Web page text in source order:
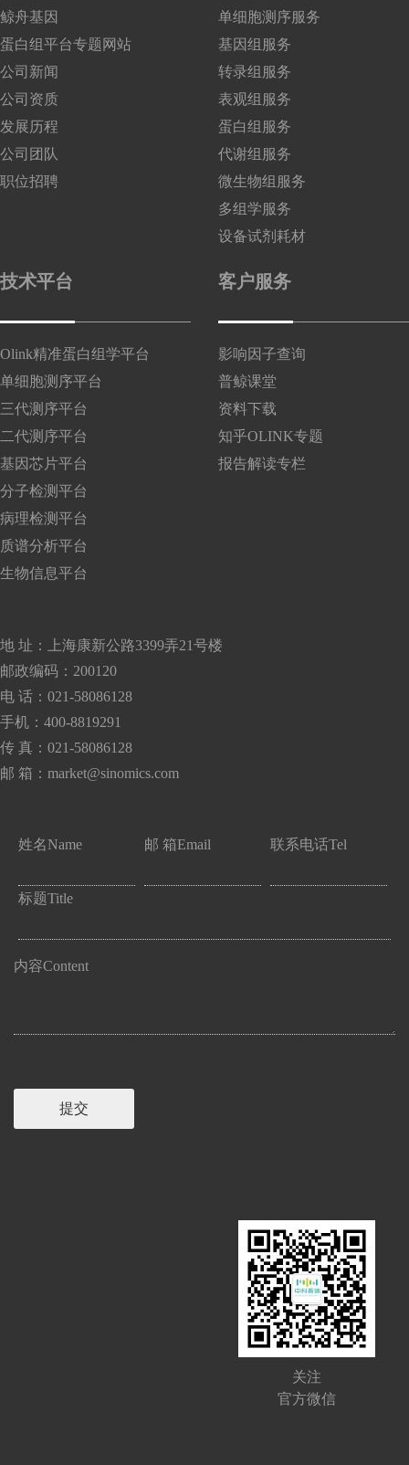
鲸舟基因
蛋白组平台专题网站
公司新闻
公司资质
发展历程
公司团队
职位招聘
单细胞测序服务
基因组服务
转录组服务
表观组服务
蛋白组服务
代谢组服务
微生物组服务
多组学服务
设备试剂耗材
技术平台
Olink精准蛋白组学平台
单细胞测序平台
三代测序平台
二代测序平台
基因芯片平台
分子检测平台
病理检测平台
质谱分析平台
生物信息平台
客户服务
影响因子查询
普鲸课堂
资料下载
知乎OLINK专题
报告解读专栏
地 址：上海康新公路3399弄21号楼
邮政编码：200120
电 话：021-58086128
手机：400-8819291
传 真：021-58086128
邮 箱：market@sinomics.com
姓名Name 邮 箱Email 联系电话Tel
标题Title
内容Content
关注
官方微信